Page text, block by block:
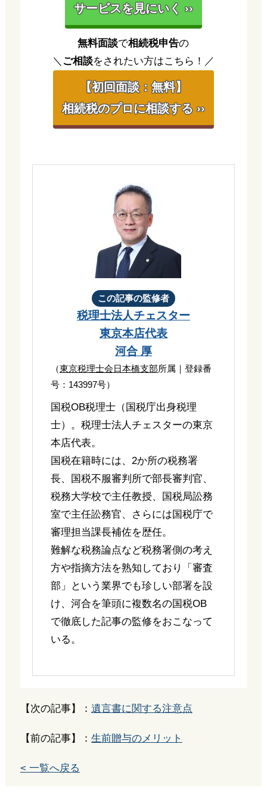
サービスを見にいく ››
無料面談で相続税申告の
＼ ご相談をされたい方はこちら！／
【初回面談：無料】
相続税のプロに相談する ››
この記事の監修者
税理士法人チェスター
東京本店代表
河合 厚
（東京税理士会日本橋支部所属｜登録番
号：143997号）
国税OB税理士（国税庁出身税理
士）。税理士法人チェスターの東京
本店代表。
国税在籍時には、2か所の税務署
長、国税不服審判所で部長審判官、
税務大学校で主任教授、国税局訟務
室で主任訟務官、さらには国税庁で
審理担当課長補佐を歴任。
難解な税務論点など税務署側の考え
方や指摘方法を熟知しており「審査
部」という業界でも珍しい部署を設
け、河合を筆頭に複数名の国税OB
で徹底した記事の監修をおこなって
いる。
【次の記事】： 遺言書に関する注意点
【前の記事】： 生前贈与のメリット
< 一覧へ戻る